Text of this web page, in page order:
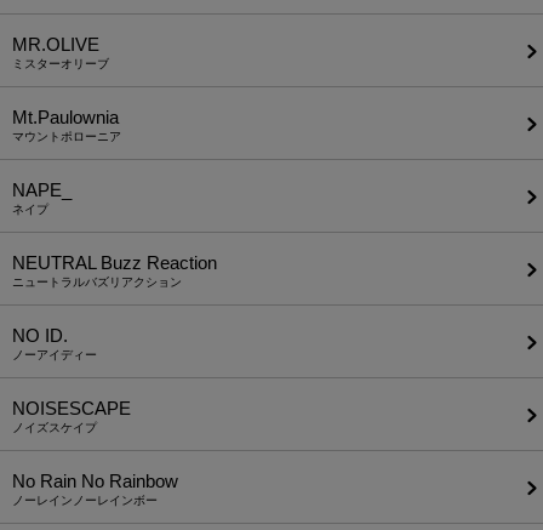
MR.OLIVE
ミスターオリーブ
Mt.Paulownia
マウントポローニア
NAPE_
ネイプ
NEUTRAL Buzz Reaction
ニュートラルバズリアクション
NO ID.
ノーアイディー
NOISESCAPE
ノイズスケイプ
No Rain No Rainbow
ノーレインノーレインボー